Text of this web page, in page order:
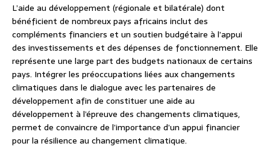
L’aide au développement (régionale et bilatérale) dont
bénéficient de nombreux pays africains inclut des
compléments financiers et un soutien budgétaire à l’appui
des investissements et des dépenses de fonctionnement. Elle
représente une large part des budgets nationaux de certains
pays. Intégrer les préoccupations liées aux changements
climatiques dans le dialogue avec les partenaires de
développement afin de constituer une aide au
développement à l’épreuve des changements climatiques,
permet de convaincre de l’importance d’un appui financier
pour la résilience au changement climatique.